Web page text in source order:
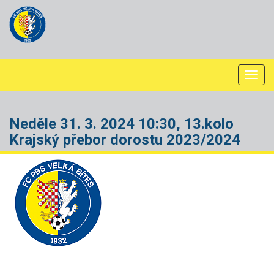
Neděle 31. 3. 2024 10:30, 13.kolo
Krajský přebor dorostu 2023/2024